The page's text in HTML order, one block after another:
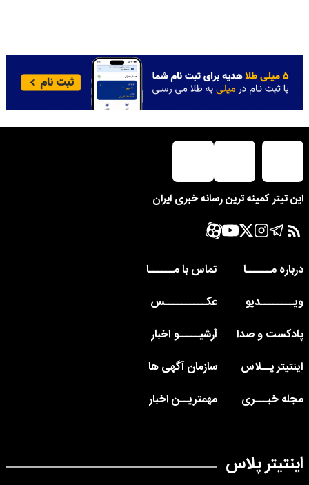
این تیتر کمینه ترین رسانه خبری ایران
درباره مــــــا
تماس با مــــــا
ویــــــــدیو
عکــــــــــس
پادکست و صدا
آرشیـــــو اخبار
اینتیتر پــلاس
سازمان آگهی ها
مجله خبـــری
مهمتریــن اخبار
اینتیتر پلاس